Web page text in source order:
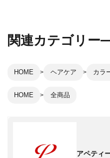
関連カテゴリー
HOME ヘアケア カラ
HOME 全商品
アペティ